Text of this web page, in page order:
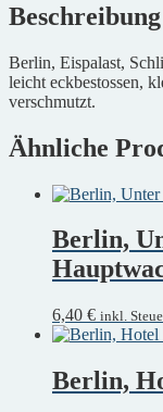
Beschreibung
Berlin, Eispalast,
leicht eckbestossen,
verschmutzt.
Ähnliche
Berlin,
6,40 € inkl.
Berlin,